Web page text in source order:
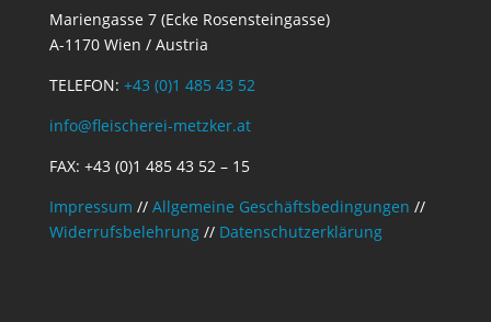
Mariengasse 7 (Ecke Rosensteingasse)
A-1170 Wien / Austria
TELEFON: +43 (0)1 485 43 52
info@fleischerei-metzker.at
FAX: +43 (0)1 485 43 52 – 15
Impressum // Allgemeine Geschäftsbedingungen //
Widerrufsbelehrung// Datenschutzerklärung